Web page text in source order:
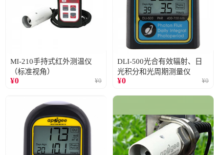
MI-210手持式红外测温仪
（标准视角）
¥0 ¥0
DLI-500光合有效辐射、日
光积分和光周期测量仪
¥0 ¥0